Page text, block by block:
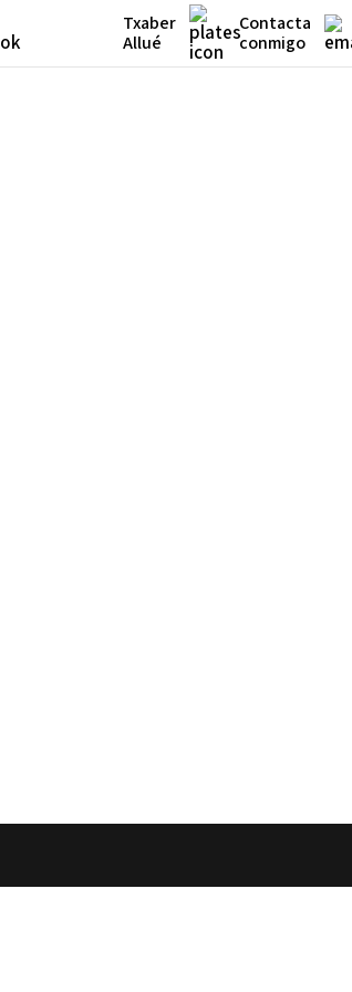
Txaber
Allué
Contacta
conmigo